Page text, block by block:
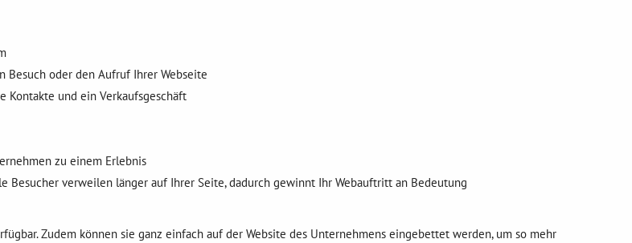
oder den Aufruf Ihrer Webseite
Kontakte und ein Verkaufsgeschäft
zu einem Erlebnis
verweilen länger auf Ihrer Seite, dadurch gewinnt Ihr Webauftritt an Bedeutung
Zudem können sie ganz einfach auf der Website des Unternehmens eingebettet werden, um so mehr